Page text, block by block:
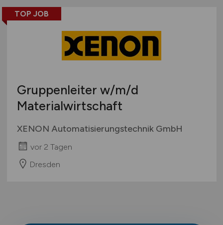
TOP JOB
Gruppenleiter w/m/d
Materialwirtschaft
XENON Automatisierungstechnik GmbH
vor 2 Tagen
Dresden